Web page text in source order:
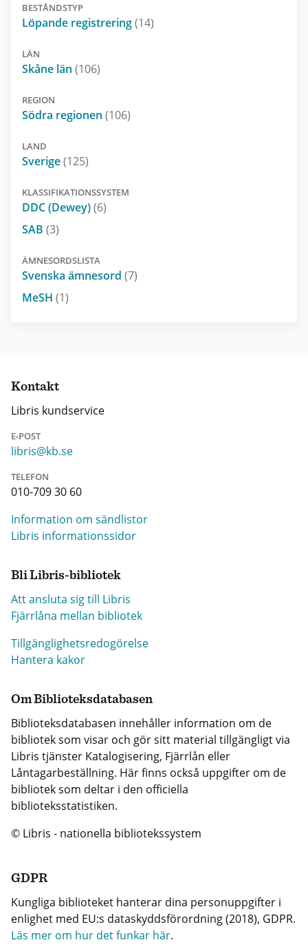
BESTÅNDSTYP
Löpande registrering(14)
LÄN
Skåne län (106)
REGION
Södra regionen (106)
LAND
Sverige(125)
KLASSIFIKATIONSSYSTEM
DDC (Dewey)(6)
SAB (3)
ÄMNESORDSLISTA
Svenska ämnesord (7)
MeSH (1)
Kontakt
Libris kundservice
E-POST
libris@kb.se
TELEFON
010-709 30 60
Information om sändlistor
Libris informationssidor
Bli Libris-bibliotek
Att ansluta sig till Libris
Fjärrlåna mellan bibliotek
Tillgänglighetsredogörelse
Hantera kakor
Om Biblioteksdatabasen
Biblioteksdatabasen innehåller information om de
bibliotek som visar och gör sitt material tillgängligt via
Libris tjänster Katalogisering, Fjärrlån eller
Låntagarbeställning. Här finns också uppgifter om de
bibliotek som deltar i den officiella
biblioteksstatistiken.
© Libris - nationella bibliotekssystem
GDPR
Kungliga biblioteket hanterar dina personuppgifter i
enlighet med EU:s dataskyddsförordning (2018), GDPR.
Läs mer om hur det funkar här.